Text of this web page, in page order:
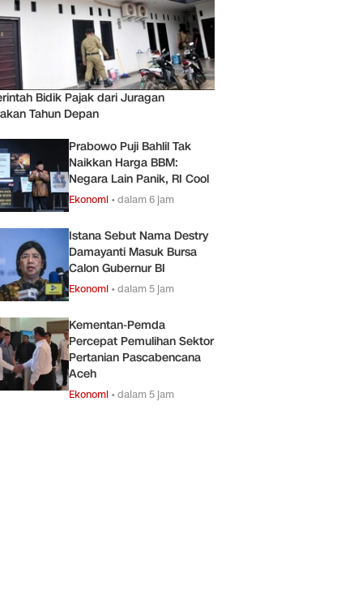
Bidik Pajak dari Juragan
Tahun Depan
Prabowo Puji Bahlil Tak
Naikkan Harga BBM:
Negara Lain Panik, RI Cool
Ekonomi •dalam 6 jam
Istana Sebut Nama Destry
Damayanti Masuk Bursa
Calon Gubernur BI
Ekonomi •dalam 5 jam
Kementan-Pemda
Percepat Pemulihan Sektor
Pertanian Pascabencana
Aceh
Ekonomi •dalam 5 jam